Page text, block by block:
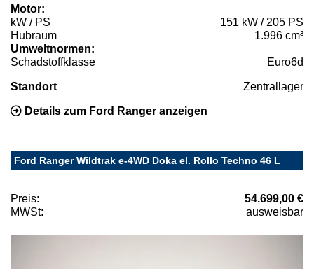
Motor:
kW / PS
151 kW / 205 PS
Hubraum
1.996 cm³
Umweltnormen:
Schadstoffklasse
Euro6d
Standort Zentrallager
Details zum Ford Ranger anzeigen
Ford Ranger Wildtrak e-4WD Doka el. Rollo Techno 46 L
Preis:
54.699,00 €
MWSt:
ausweisbar